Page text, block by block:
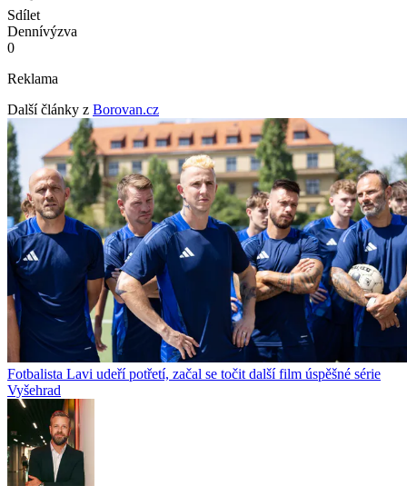
Sdílet
Dennívýzva
0
Reklama
Další články z Borovan.cz
Fotbalista Lavi udeří potřetí, začal se točit další film úspěšné série
Vyšehrad